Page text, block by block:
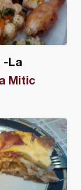
-La
Mitic